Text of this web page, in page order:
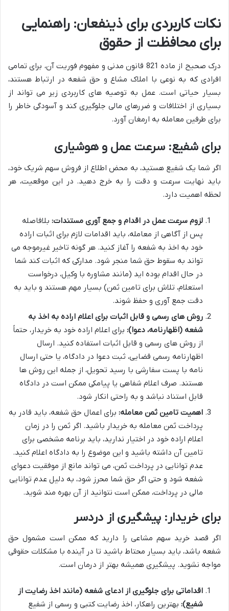
نکات کاربردی برای ذینفعان: راهنمایی
برای محافظت از حقوق
درک صحیح از ماده 821 قانون مدنی و مفهوم فوریت آن، برای تمامی
افرادی که به نوعی با املاک مشاع و حق شفعه در ارتباط هستند،
بسیار حیاتی است. عمل به توصیه های کاربردی زیر می تواند از
بسیاری از اختلافات و ضررهای مالی جلوگیری کند و آسودگی خاطر را
برای طرفین معامله به ارمغان آورد.
برای شفیع: سرعت عمل و هوشیاری
اگر شما یک شفیع هستید، به محض اطلاع از فروش سهم شریک خود،
باید نهایت سرعت و دقت را به خرج دهید. در این موقعیت، هر
لحظه اهمیت دارد.
لزوم سرعت عمل در اقدام و جمع آوری مستندات: بلافاصله
پس از آگاهی از معامله، باید اقدامات لازم برای اثبات اراده
خود به اخذ به شفعه را آغاز کنید. هر گونه تاخیر غیرموجه می
تواند به سقوط حق شما منجر شود. مدارکی که اثبات کند شما
در حال اقدام بوده اید (مانند مشاوره با وکیل، درخواست
استعلام، تلاش برای تامین ثمن) بسیار مهم هستند و باید به
دقت جمع آوری و حفظ شوند.
روش های رسمی و قابل اثبات برای اعلام اراده به اخذ به
شفعه (اظهارنامه، دعوا): برای اعلام اراده خود به خریدار، حتماً
از روش های رسمی و قابل اثبات استفاده کنید. ارسال
اظهارنامه رسمی قضایی، ثبت دعوا در دادگاه، یا حتی ارسال
نامه با پست سفارشی با رسید تحویل، از جمله این روش ها
هستند. صرف اعلام شفاهی یا پیامکی ممکن است در دادگاه
قابل استناد نباشد و به راحتی انکار شود.
اهمیت تامین ثمن معامله: برای اعمال حق شفعه، باید قادر به
پرداخت ثمن معامله به خریدار باشید. اگر ثمن را در زمان
اعلام اراده خود در اختیار ندارید، باید برنامه مشخصی برای
تامین آن داشته باشید و این موضوع را به دادگاه اعلام کنید.
عدم توانایی در پرداخت ثمن، می تواند مانع از موفقیت دعوای
شفعه شود و حتی اگر حق شما محرز شود، به دلیل عدم توانایی
مالی در پرداخت، ممکن است نتوانید از آن بهره مند شوید.
برای خریدار: پیشگیری از دردسر
اگر قصد خرید سهم مشاعی را دارید که ممکن است مشمول حق
شفعه باشد، باید بسیار محتاط باشید تا در آینده با مشکلات حقوقی
مواجه نشوید. پیشگیری همیشه بهتر از درمان است.
اقداماتی برای جلوگیری از ادعای شفعه (مانند اخذ رضایت از
شفیع): بهترین راهکار، اخذ رضایت کتبی و رسمی از شفیع